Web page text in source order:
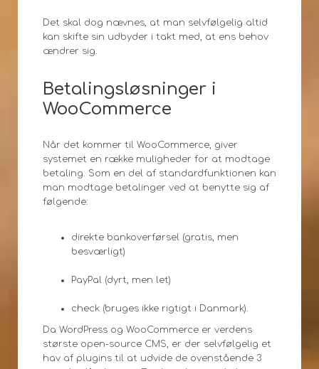
Det skal dog nævnes, at man selvfølgelig altid
kan skifte sin udbyder i takt med, at ens behov
ændrer sig.
Betalingsløsninger i
WooCommerce
Når det kommer til WooCommerce, giver
systemet en række muligheder for at modtage
betaling. Som en del af standardfunktionen kan
man modtage betalinger ved at benytte sig af
følgende:
direkte bankoverførsel (gratis, men
besværligt)
PayPal (dyrt, men let)
check (bruges ikke rigtigt i Danmark).
Da WordPress og WooCommerce er verdens
største open-source CMS, er der selvfølgelig et
hav af plugins til at udvide de ovenstående 3